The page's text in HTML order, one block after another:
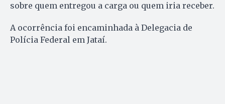
sobre quem entregou a carga ou quem iria receber.
A ocorrência foi encaminhada à Delegacia de
Polícia Federal em Jataí.